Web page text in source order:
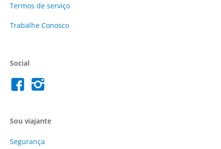
Termos de serviço
Trabalhe Conosco
Social
Sou viajante
Segurança